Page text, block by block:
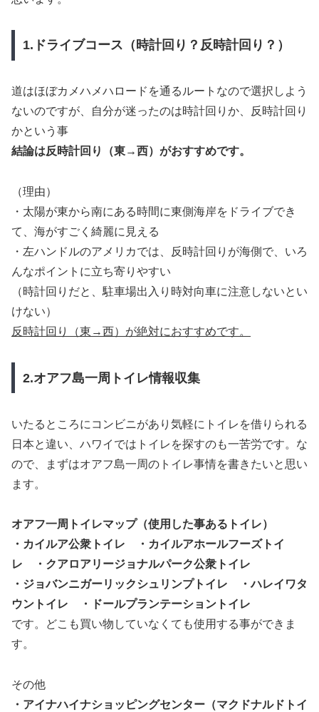
1.ドライブコース（時計回り？反時計回り？）
道はほぼカメハメハロードを通るルートなので選択しよう
ないのですが、自分が迷ったのは時計回りか、反時計回り
かという事
結論は反時計回り（東→西）がおすすめです。
（理由）
・太陽が東から南にある時間に東側海岸をドライブでき
て、海がすごく綺麗に見える
・左ハンドルのアメリカでは、反時計回りが海側で、いろ
んなポイントに立ち寄りやすい
（時計回りだと、駐車場出入り時対向車に注意しないとい
けない）
反時計回り（東→西）が絶対におすすめです。
2.オアフ島一周トイレ情報収集
いたるところにコンビニがあり気軽にトイレを借りられる
日本と違い、ハワイではトイレを探すのも一苦労です。な
ので、まずはオアフ島一周のトイレ事情を書きたいと思い
ます。
オアフ一周トイレマップ（使用した事あるトイレ）
・カイルア公衆トイレ ・カイルアホールフーズトイ
レ ・クアロアリージョナルパーク公衆トイレ
・ジョバンニガーリックシュリンプトイレ ・ハレイワタ
ウントイレ
・ドールプランテーショント イレ
です。どこも買い物していなくても使用する事ができま
す。
その他
・アイナハイナショッピングセンター（マクドナルドトイ